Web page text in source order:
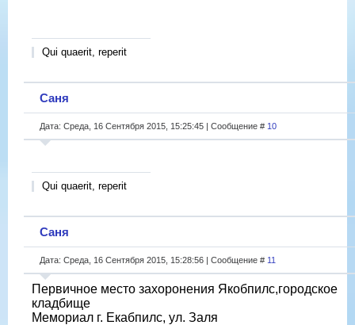
Qui quaerit, reperit
Саня
Дата: Среда, 16 Сентября 2015, 15:25:45 | Сообщение # 10
Qui quaerit, reperit
Саня
Дата: Среда, 16 Сентября 2015, 15:28:56 | Сообщение # 11
Первичное место захоронения Якобпилс,городское
кладбище
Мемориал г. Екабпилс, ул. Заля